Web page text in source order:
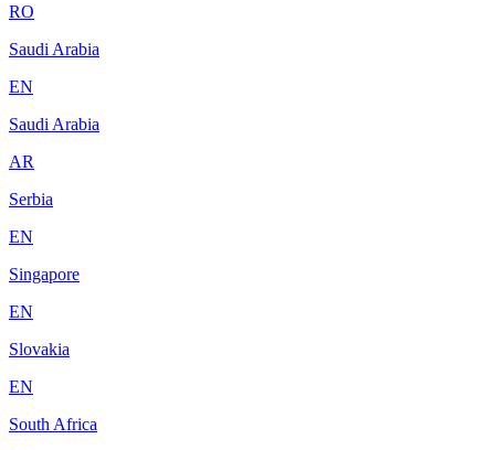
RO
Saudi Arabia
EN
Saudi Arabia
AR
Serbia
EN
Singapore
EN
Slovakia
EN
South Africa